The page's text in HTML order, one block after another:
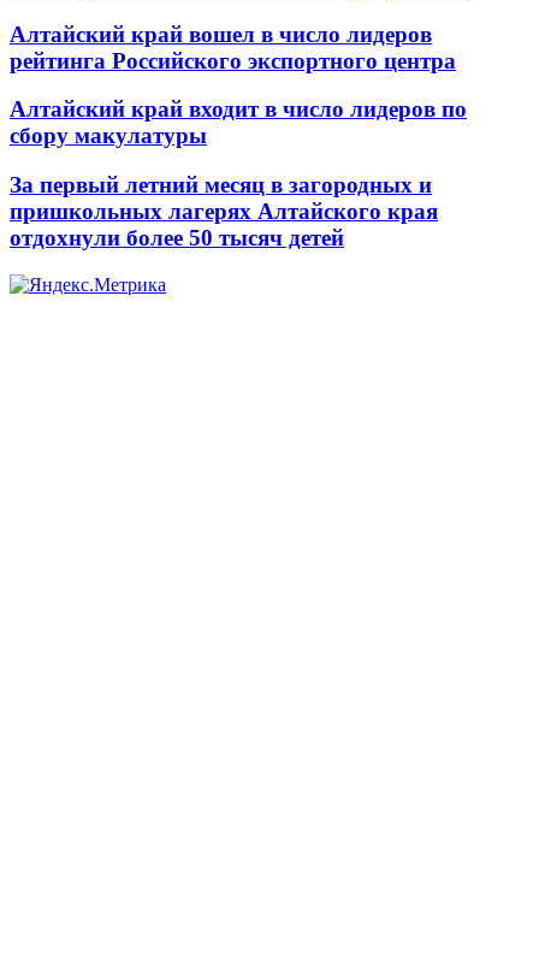
Алтайский край вошел в число лидеров
рейтинга Российского экспортного центра
Алтайский край входит в число лидеров по
сбору макулатуры
За первый летний месяц в загородных и
пришкольных лагерях Алтайского края
отдохнули более 50 тысяч детей